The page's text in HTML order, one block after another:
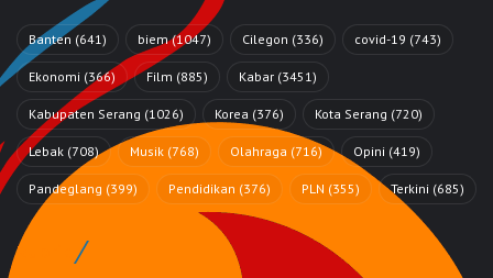
Banten (641) biem(1047) Cilegon (336) covid-19 (743)
Ekonomi (366) Film (885) Kabar (3451)
Kabupaten Serang (1026) Korea (376) Kota Serang (720)
Lebak (708) Musik (768) Olahraga (716) Opini (419)
Pandeglang (399) Pendidikan (376) PLN (355) Terkini (685)
Rubrik